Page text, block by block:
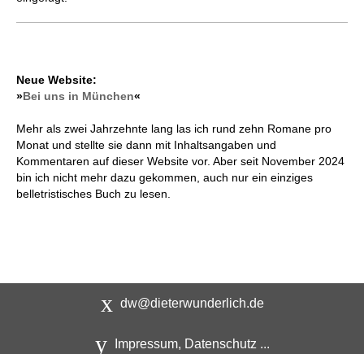
Neue Website:
»Bei uns in München«
Mehr als zwei Jahrzehnte lang las ich rund zehn Romane pro
Monat und stellte sie dann mit Inhaltsangaben und
Kommentaren auf dieser Website vor. Aber seit November 2024
bin ich nicht mehr dazu gekommen, auch nur ein einziges
belletristisches Buch zu lesen.
dw@dieterwunderlich.de
Impressum, Datenschutz ...